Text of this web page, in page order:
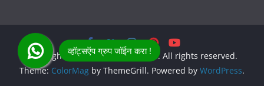
Copyright © 2026 MSDhulap.com. All rights reserved.
Theme: ColorMag by ThemeGrill. Powered by WordPress.